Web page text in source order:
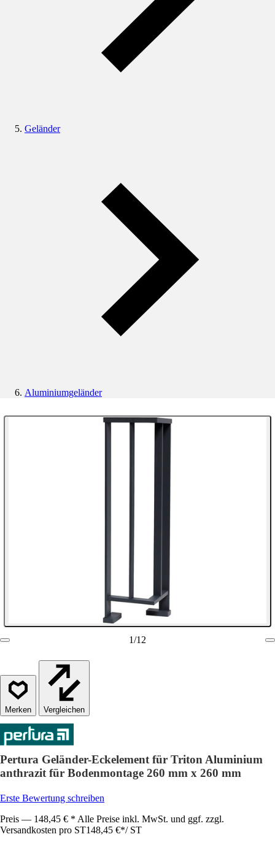
Geländer
Aluminiumgeländer
1/12
Vergleichen
Pertura Geländer-Eckelement für Triton Aluminium
anthrazit für Bodenmontage 260 mm x 260 mm
Erste Bewertung schreiben
Preis — 148,45 € * Alle Preise inkl. MwSt. und ggf. zzgl.
Versandkosten pro ST148,45 €*/ ST